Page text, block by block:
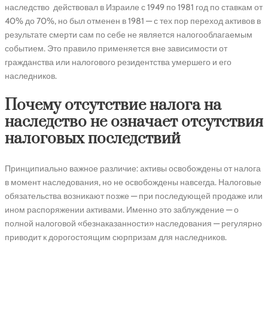
наследство действовал в Израиле с 1949 по 1981 год по ставкам от
40% до 70%, но был отменен в 1981 — с тех пор переход активов в
результате смерти сам по себе не является налогооблагаемым
событием. Это правило применяется вне зависимости от
гражданства или налогового резидентства умершего и его
наследников.
Почему отсутствие налога на
наследство не означает отсутствия
налоговых последствий
Принципиально важное различие: активы освобождены от налога
в момент наследования, но не освобождены навсегда. Налоговые
обязательства возникают позже — при последующей продаже или
ином распоряжении активами. Именно это заблуждение — о
полной налоговой «безнаказанности» наследования — регулярно
приводит к дорогостоящим сюрпризам для наследников.